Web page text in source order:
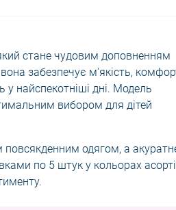
стане чудовим доповненням
забезпечує м'якість,
у найспекотніші дні. Модель
вибором для дітей
одягом, а
по 5 штук у кольорах